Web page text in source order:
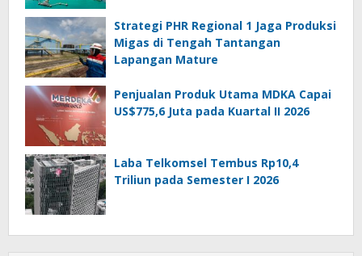
Strategi PHR Regional 1 Jaga Produksi
Migas di Tengah Tantangan
Lapangan Mature
Penjualan Produk Utama MDKA Capai
US$775,6 Juta pada Kuartal II 2026
Laba Telkomsel Tembus Rp10,4
Triliun pada Semester I 2026